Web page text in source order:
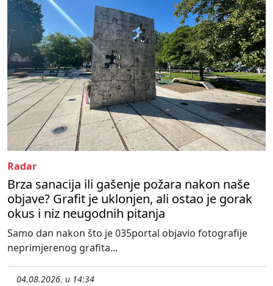
Radar
Brza sanacija ili gašenje požara nakon naše
objave? Grafit je uklonjen, ali ostao je gorak
okus i niz neugodnih pitanja
Samo dan nakon što je 035portal objavio fotografije
neprimjerenog grafita...
04.08.2026. u 14:34